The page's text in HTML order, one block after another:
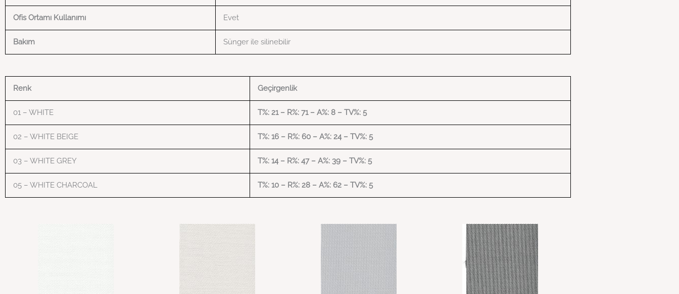
Ofis Ortamı Kullanımı Evet
Bakım Sünger ile silinebilir
Renk Geçirgenlik
01 – WHITE T%: 21 – R%: 71 – A%: 8 – TV%: 5
02 – WHITE BEIGE T%: 16 – R%: 60 – A%: 24 – TV%: 5
03 – WHITE GREY T%: 14 – R%: 47 – A%: 39 – TV%: 5
05 – WHITE CHARCOAL T%: 10 – R%: 28 – A%: 62 – TV%: 5